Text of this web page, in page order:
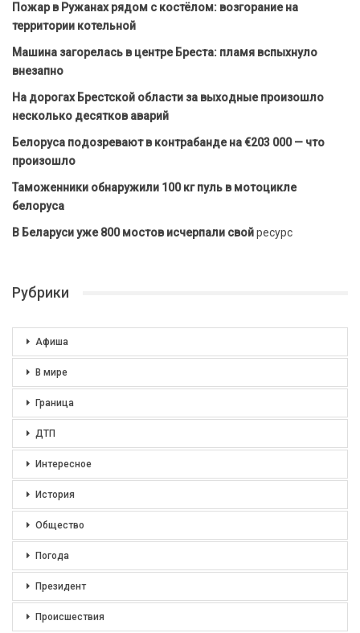
Пожар в Ружанах рядом с костёлом: возгорание на
территории котельной
Машина загорелась в центре Бреста: пламя вспыхнуло
внезапно
На дорогах Брестской области за выходные произошло
несколько десятков аварий
Белоруса подозревают в контрабанде на €203 000 — что
произошло
Таможенники обнаружили 100 кг пуль в мотоцикле
белоруса
В Беларуси уже 800 мостов исчерпали свойресурс
Рубрики
Афиша
В мире
Граница
ДТП
Интересное
История
Общество
Погода
Президент
Происшествия